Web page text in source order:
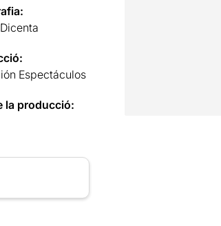
Espectáculos
la producció: